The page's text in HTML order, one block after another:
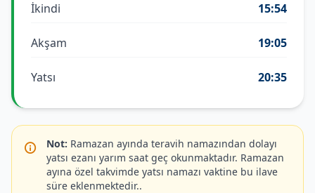
İkindi 15:54
Akşam 19:05
Yatsı 20:35
Not: Ramazan ayında teravih namazından dolayı
yatsı ezanı yarım saat geç okunmaktadır. Ramazan
ayına özel takvimde yatsı namazı vaktine bu ilave
süre eklenmektedir..